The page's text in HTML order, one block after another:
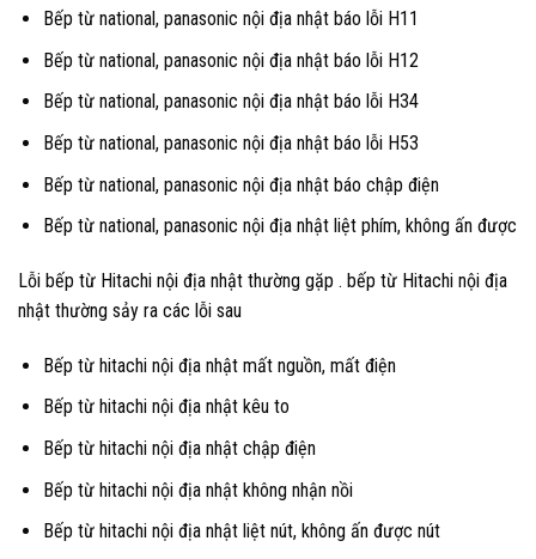
Bếp từ national, panasonic nội địa nhật báo lỗi H11
Bếp từ national, panasonic nội địa nhật báo lỗi H12
Bếp từ national, panasonic nội địa nhật báo lỗi H34
Bếp từ national, panasonic nội địa nhật báo lỗi H53
Bếp từ national, panasonic nội địa nhật báo chập điện
Bếp từ national, panasonic nội địa nhật liệt phím, không ấn được
Lỗi bếp từ Hitachi nội địa nhật thường gặp . bếp từ Hitachi nội địa
nhật thường sảy ra các lỗi sau
Bếp từ hitachi nội địa nhật mất nguồn, mất điện
Bếp từ hitachi nội địa nhật kêu to
Bếp từ hitachi nội địa nhật chập điện
Bếp từ hitachi nội địa nhật không nhận nồi
Bếp từ hitachi nội địa nhật liệt nút, không ấn được nút